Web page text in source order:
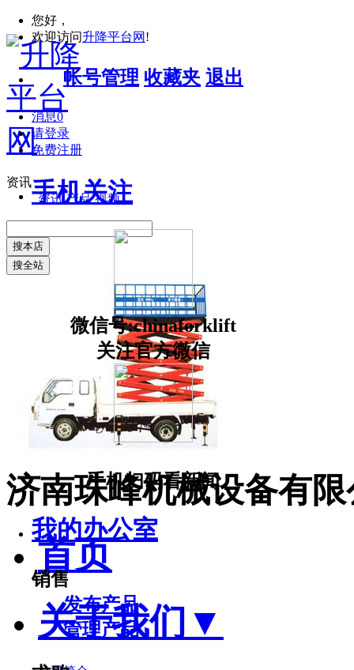
您好，
欢迎访问升降平台网 !
帐号管理 收藏夹 退出
消息0
请登录
免费注册
手机关注
微信号:chinaforklift
关注官方微信
手机扫码看新闻
我的办公室
销售
发布产品
管理产品
资讯
资讯 产品 视频
搜本店
搜全站
济南珠峰机械设备有
首页
关于我们 ▼